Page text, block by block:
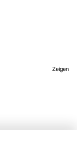
Zeigen